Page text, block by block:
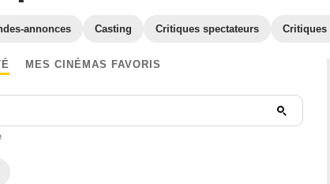
annonces Casting Critiques spectateurs Critiques
MES CINÉMAS FAVORIS